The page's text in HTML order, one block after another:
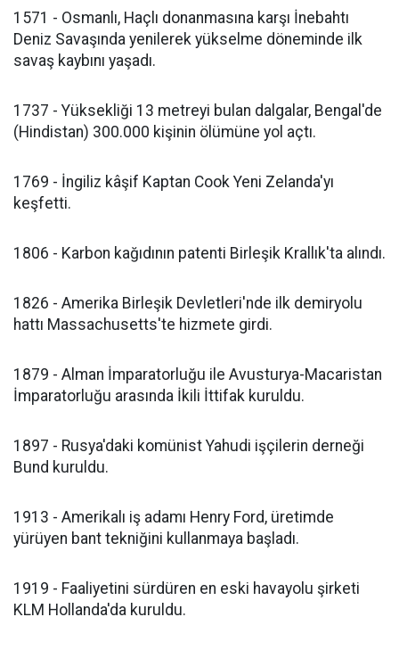
1571 - Osmanlı, Haçlı donanmasına karşı İnebahtı
Deniz Savaşında yenilerek yükselme döneminde ilk
savaş kaybını yaşadı.
1737 - Yüksekliği 13 metreyi bulan dalgalar, Bengal'de
(Hindistan) 300.000 kişinin ölümüne yol açtı.
1769 - İngiliz kâşif Kaptan Cook Yeni Zelanda'yı
keşfetti.
1806 - Karbon kağıdının patenti Birleşik Krallık'ta alındı.
1826 - Amerika Birleşik Devletleri'nde ilk demiryolu
hattı Massachusetts'te hizmete girdi.
1879 - Alman İmparatorluğu ile Avusturya-Macaristan
İmparatorluğu arasında İkili İttifak kuruldu.
1897 - Rusya'daki komünist Yahudi işçilerin derneği
Bund kuruldu.
1913 - Amerikalı iş adamı Henry Ford, üretimde
yürüyen bant tekniğini kullanmaya başladı.
1919 - Faaliyetini sürdüren en eski havayolu şirketi
KLM Hollanda'da kuruldu.